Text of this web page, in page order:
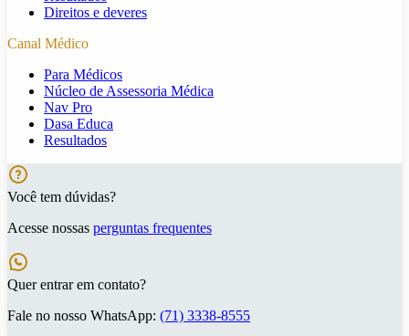
Direitos e deveres
Canal Médico
Para Médicos
Núcleo de Assessoria Médica
Nav Pro
Dasa Educa
Resultados
Você tem dúvidas?
Acesse nossas perguntas frequentes
Quer entrar em contato?
Fale no nosso WhatsApp: (71) 3338-8555